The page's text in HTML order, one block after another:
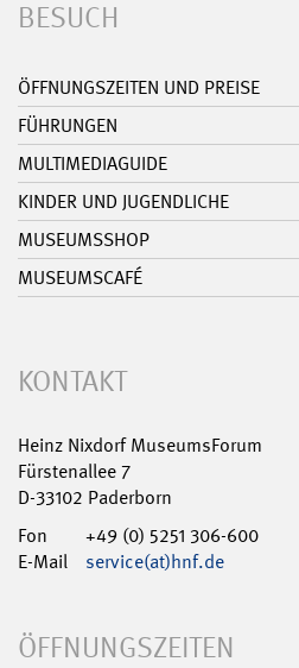
BESUCH
ÖFFNUNGSZEITEN UND PREISE
FÜHRUNGEN
MULTIMEDIAGUIDE
KINDER UND JUGENDLICHE
MUSEUMSSHOP
MUSEUMSCAFÉ
KONTAKT
Heinz Nixdorf MuseumsForum
Fürstenallee 7
D-33102 Paderborn
Fon
+49 (0) 5251 306-600
E-Mail
service(at)hnf.de
ÖFFNUNGSZEITEN